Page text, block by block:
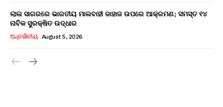
ଲାଲ ସାଗରରେ ଭାରତୀୟ ମାଲବାହୀ ଜାହାଜ ଉପରେ ଆକ୍ରମଣ; ସମସ୍ତ ୧୪
ନାବିକ ସୁରକ୍ଷିତ ଉଦ୍ଧାର
ଅନ୍ତର୍ଜାତୀୟ August 5, 2026